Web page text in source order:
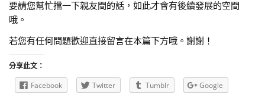
要請您幫忙擋一下親友間的話，如此才會有後續發展的空間
哦。
若您有任何問題歡迎直接留言在本篇下方哦。謝謝！
分享此文：
Facebook Twitter Tumblr Google